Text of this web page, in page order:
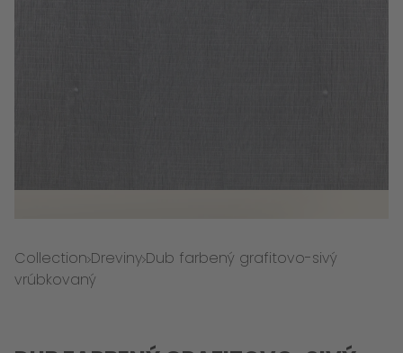
Collection Dreviny Dub farbený grafitovo-sivý
vrúbkovaný